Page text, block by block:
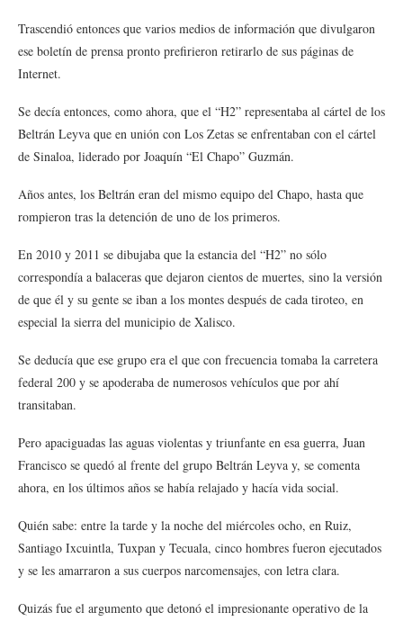
Trascendió entonces que varios medios de información que divulgaron
ese boletín de prensa pronto prefirieron retirarlo de sus páginas de
Internet.
Se decía entonces, como ahora, que el “H2” representaba al cártel de los
Beltrán Leyva que en unión con Los Zetas se enfrentaban con el cártel
de Sinaloa, liderado por Joaquín “El Chapo” Guzmán.
Años antes, los Beltrán eran del mismo equipo del Chapo, hasta que
rompieron tras la detención de uno de los primeros.
En 2010 y 2011 se dibujaba que la estancia del “H2” no sólo
correspondía a balaceras que dejaron cientos de muertes, sino la versión
de que él y su gente se iban a los montes después de cada tiroteo, en
especial la sierra del municipio de Xalisco.
Se deducía que ese grupo era el que con frecuencia tomaba la carretera
federal 200 y se apoderaba de numerosos vehículos que por ahí
transitaban.
Pero apaciguadas las aguas violentas y triunfante en esa guerra, Juan
Francisco se quedó al frente del grupo Beltrán Leyva y, se comenta
ahora, en los últimos años se había relajado y hacía vida social.
Quién sabe: entre la tarde y la noche del miércoles ocho, en Ruiz,
Santiago Ixcuintla, Tuxpan y Tecuala, cinco hombres fueron ejecutados
y se les amarraron a sus cuerpos narcomensajes, con letra clara.
Quizás fue el argumento que detonó el impresionante operativo de la